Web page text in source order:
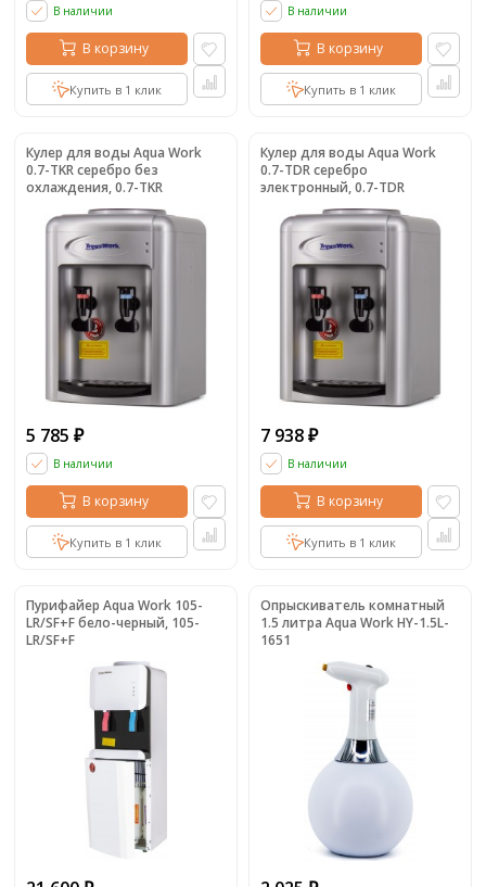
В наличии
В корзину
Купить в 1 клик
В наличии
В корзину
Купить в 1 клик
Кулер для воды Aqua Work
0.7-TKR серебро без
охлаждения, 0.7-TKR
5 785 ₽
В наличии
В корзину
Купить в 1 клик
Кулер для воды Aqua Work
0.7-TDR серебро
электронный, 0.7-TDR
7 938 ₽
В наличии
В корзину
Купить в 1 клик
Пурифайер Aqua Work 105-
LR/SF+F бело-черный, 105-
LR/SF+F
Опрыскиватель комнатный
1.5 литра Aqua Work HY-1.5L-
1651